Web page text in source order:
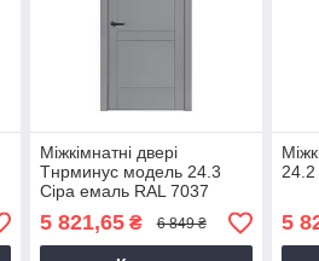
Міжкімнатні двері
Тнрминус модель 24.3
Сіра емаль RAL 7037
5 821,65₴ 6 849 ₴
24.2
5